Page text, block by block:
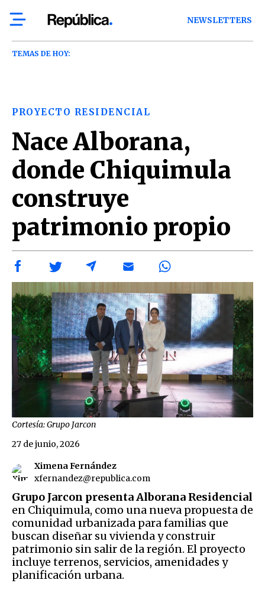
NEWSLETTERS
TEMAS DE HOY:
PROYECTO RESIDENCIAL
Nace Alborana,
donde Chiquimula
construye
patrimonio propio
Cortesía: Grupo Jarcon
Ximena Fernández
xfernandez@republica.com
27 de junio, 2026
Grupo Jarcon presenta Alborana Residencial
en Chiquimula, como una nueva propuesta de
comunidad urbanizada para familias que
buscan diseñar su vivienda y construir
patrimonio sin salir de la región. El proyecto
incluye terrenos, servicios, amenidades y
planificación urbana.